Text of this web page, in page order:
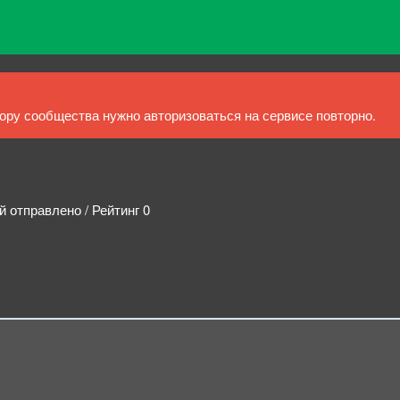
сообщества нужно авторизоваться на сервисе повторно.
отправлено / Рейтинг 0